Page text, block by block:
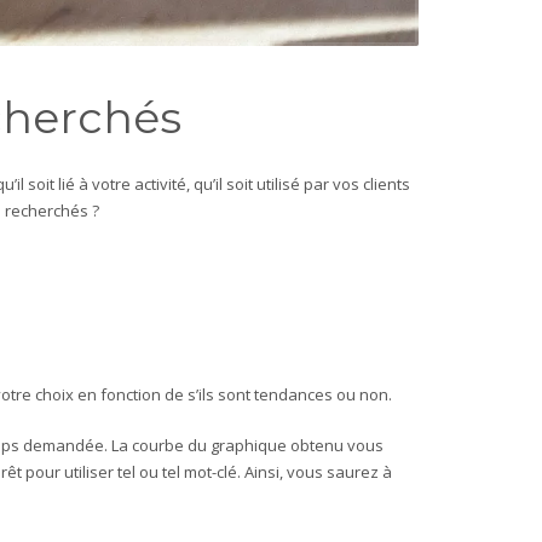
soit lié à votre activité, qu’il soit utilisé par vos clients
?
choix en fonction de s’ils sont tendances ou non.
demandée. La courbe du graphique obtenu vous
pour utiliser tel ou tel mot-clé. Ainsi, vous saurez à